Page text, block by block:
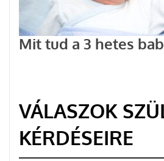
Mit tud a 3 hetes
VÁLASZOK
KÉRDÉSEIRE